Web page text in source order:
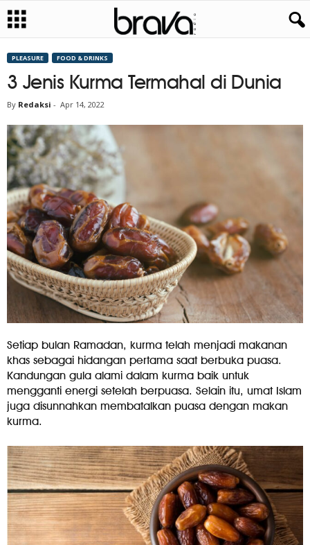
PLEASURE FOOD & DRINKS
3 Jenis Kurma Termahal di Dunia
By Redaksi - Apr 14, 2022
Setiap bulan Ramadan, kurma telah menjadi makanan
khas sebagai hidangan pertama saat berbuka puasa.
Kandungan gula alami dalam kurma baik untuk
mengganti energi setelah berpuasa. Selain itu, umat Islam
juga disunnahkan membatalkan puasa dengan makan
kurma.